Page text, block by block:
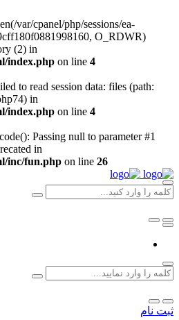
var/cpanel/php/sessions/ea-
O_RDWR)
(2) in
index.php on line 4
to read session data: files (path:
in
index.php on line 4
Passing null to parameter #1
in
inc/fun.php on line 26
ثبت نام